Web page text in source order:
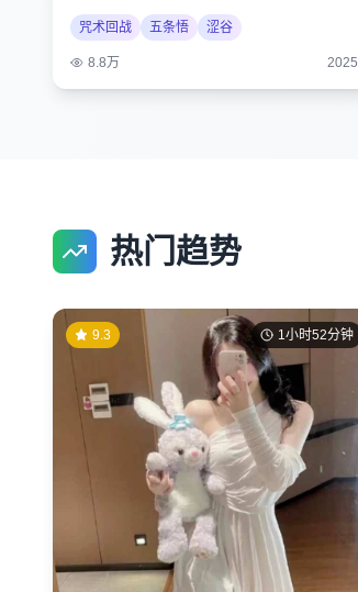
剧情的可能发展。
咒术回战
五条悟 涩谷
8.8万 2025
热门趋势
1小时52分钟
9.3